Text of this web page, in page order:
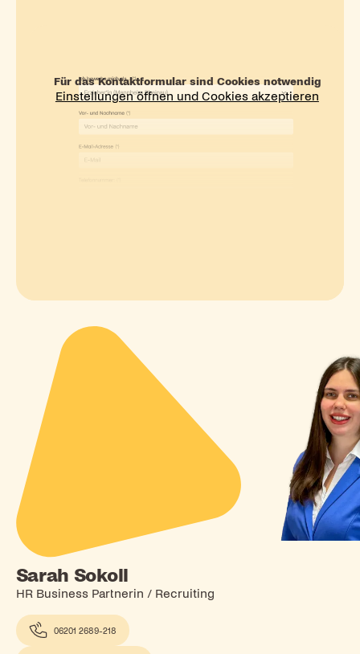
Für das Kontaktformular sind Cookies notwendig
Einstellungen öffnen und Cookies akzeptieren
Sarah Sokoll
HR Business Partnerin / Recruiting
06201 2689-218